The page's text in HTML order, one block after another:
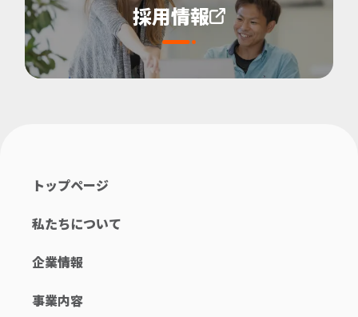
採用情報
トップページ
私たちについて
企業情報
事業内容